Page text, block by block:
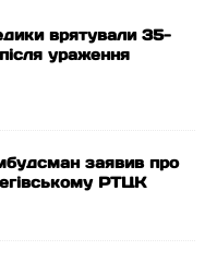
врятували 35-
ураження
заявив про
РТЦК